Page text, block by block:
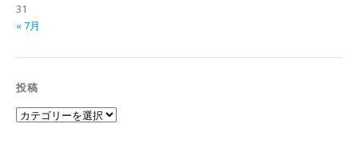
31
« 7月
投稿
投
稿